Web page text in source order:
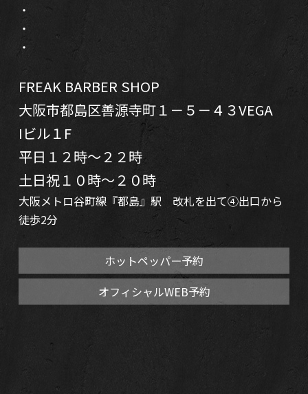
・
・
・
FREAK BARBER SHOP
大阪市都島区善源寺町１－５－４３VEGA
Iビル１F
平日１２時～２２時
土日祝１０時～２０時
大阪メトロ谷町線『都島』駅 改札を出て④出口から
徒歩2分
ホットペッパー予約
オフィシャルWEB予約